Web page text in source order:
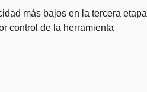
más bajos en la tercera etapa
control de la herramienta